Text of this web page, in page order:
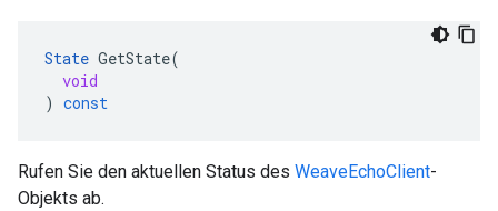
State GetState(
void
) const
Rufen Sie den aktuellen Status des WeaveEchoClient-
Objekts ab.